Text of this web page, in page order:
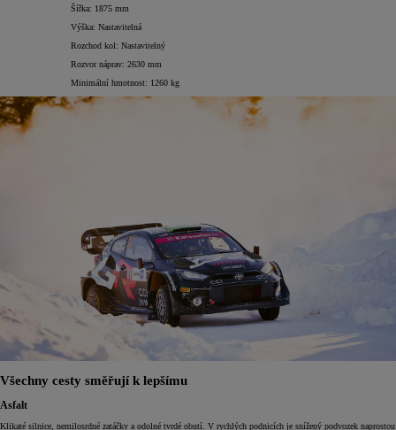
Šířka: 1875 mm
Výška: Nastavitelná
Rozchod kol: Nastavitelný
Rozvor náprav: 2630 mm
Minimální hmotnost: 1260 kg
Všechny cesty směřují k lepšímu
Asfalt
Klikaté silnice, nemilosrdné zatáčky a odolné tvrdé obutí. V rychlých podnicích je snížený podvozek naprostou